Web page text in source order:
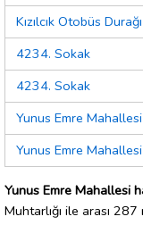
Kızılcık Otobüs Durağı
4234. Sokak
4234. Sokak
Yunus Emre Mahallesi
Yunus Emre Mahallesi
Yunus Emre Mahallesi
Muhtarlığı ile arası